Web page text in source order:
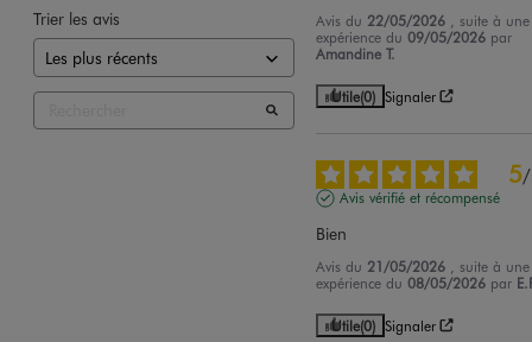
Trier les avis Avis du 22/05/2026
, suite à une
expérience du09/05/2026 par
Amandine T.
Utile(0) Signaler
5/
Avis vérifié et récompensé
Bien
Avis du 21/05/2026
, suite à une
expérience du08/05/2026 par
Utile(0) Signaler